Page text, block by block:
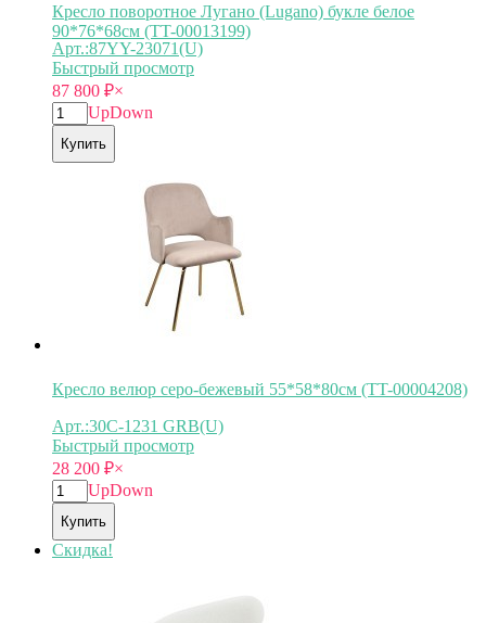
Кресло поворотное Лугано (Lugano) букле белое
90*76*68см (TT-00013199)
Арт.:87YY-23071(U)
Быстрый просмотр
87 800 ₽×
UpDown
Купить
Кресло велюр серо-бежевый 55*58*80см (TT-00004208)
Арт.:30C-1231 GRB(U)
Быстрый просмотр
28 200 ₽×
UpDown
Купить
Скидка!